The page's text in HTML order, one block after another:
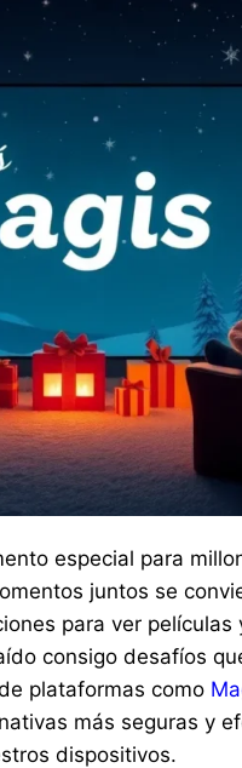
especial para
juntos se
para ver
consigo desafíos
plataformas como
más seguras y
dispositivos.